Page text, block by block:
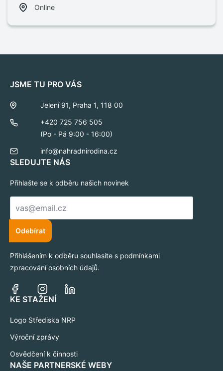
Online
JSME TU PRO VÁS
Jelení 91, Praha 1, 118 00
+420 725 756 505
(Po - Pá 9:00 - 16:00)
info@nahradnirodina.cz
SLEDUJTE NÁS
Přihlašte se k odběru našich novinek
E-
mail
Odebírat
Přihlášením k odběru souhlasíte s podmínkami
zpracování osobních údajů.
KE STAŽENÍ
Logo Střediska NRP
Výroční zprávy
Osvědčení k činnosti
NAŠE PARTNERSKÉ WEBY